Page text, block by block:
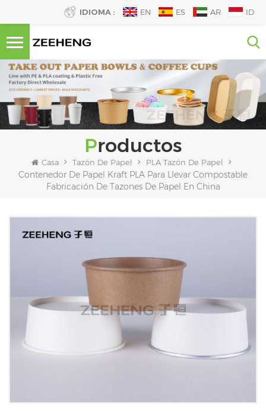
IDIOMA : EN ES AR ID
Productos
Casa Tazón De Papel PLA Tazón De Papel
Contenedor De Papel Kraft PLA Para Llevar Compostable
Fabricación De Tazones De Papel En China